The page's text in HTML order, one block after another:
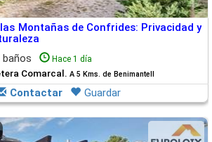
Montañas de Confrides: Privacidad y
baños Hace 1 día
Comarcal. A 5 Kms. de Benimantell
Contactar Guardar